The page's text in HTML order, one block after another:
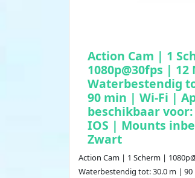
Action Cam | 1
1080p@30fps | 12
Waterbestendig
90 min | Wi-Fi |
beschikbaar
IOS | Mounts
Zwart
Action Cam | 1 Scherm |
Waterbestendig tot: 30.0 m |